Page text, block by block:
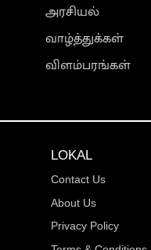
அரசியல்
வாழ்த்துக்கள்
விளம்பரங்கள்
LOKAL
Contact Us
About Us
Privacy Policy